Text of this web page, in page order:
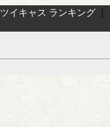
ツイキャス ランキング